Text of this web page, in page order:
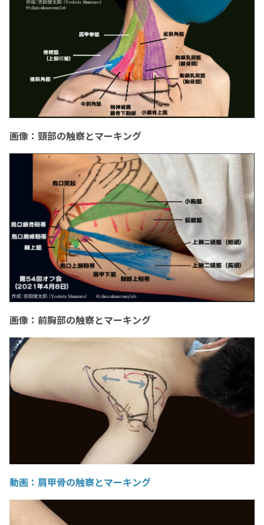
画像：頸部の触察とマーキング
画像：前胸部の触察とマーキング
動画： 肩甲骨の触察とマーキング